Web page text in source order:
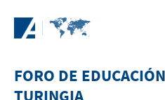
FORO DE